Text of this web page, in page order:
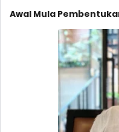
Awal Mula